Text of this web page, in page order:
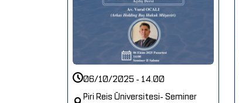
06/10/2025 - 14.00
Piri Reis Üniversitesi- Seminer